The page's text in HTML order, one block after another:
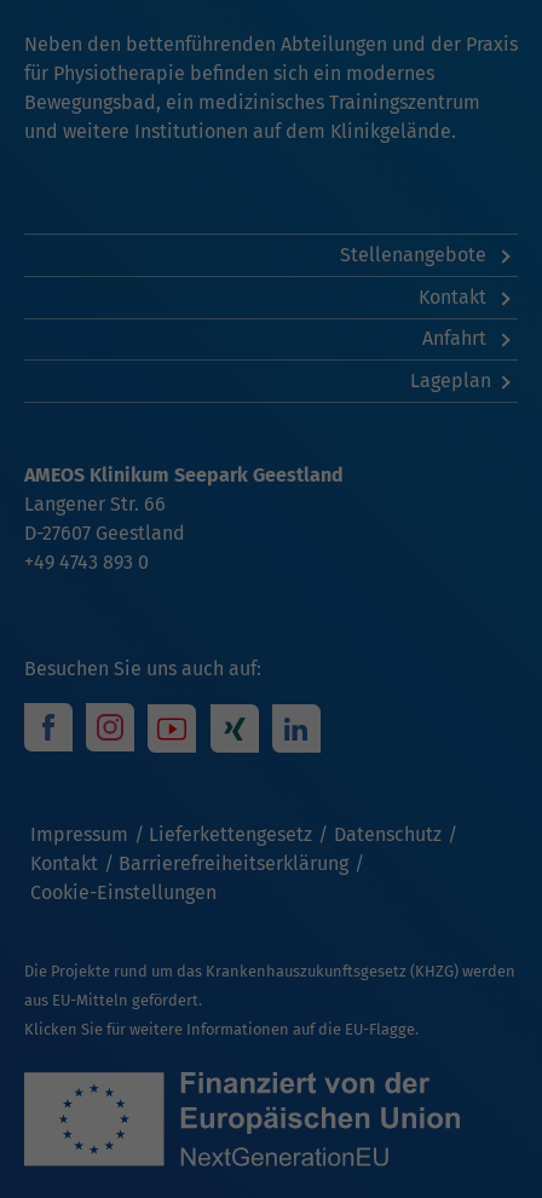
Neben den bettenführenden Abteilungen und der Praxis
für Physiotherapie befinden sich ein modernes
Bewegungsbad, ein medizinisches Trainingszentrum
und weitere Institutionen auf dem Klinikgelände.
Stellenangebote
Kontakt
Anfahrt
Lageplan
Besuchen Sie uns auch auf:
Impressum Lieferkettengesetz
Datenschutz
Kontakt
Barrierefreiheitserklärung
Cookie-Einstellungen
AMEOS Klinikum Seepark Geestland
Langener Str. 66
D-27607 Geestland
+49 4743 893 0
Die Projekte rund um das Krankenhauszukunftsgesetz (KHZG) werden
aus EU-Mitteln gefördert.
Klicken Sie für weitere Informationen auf die EU-Flagge.